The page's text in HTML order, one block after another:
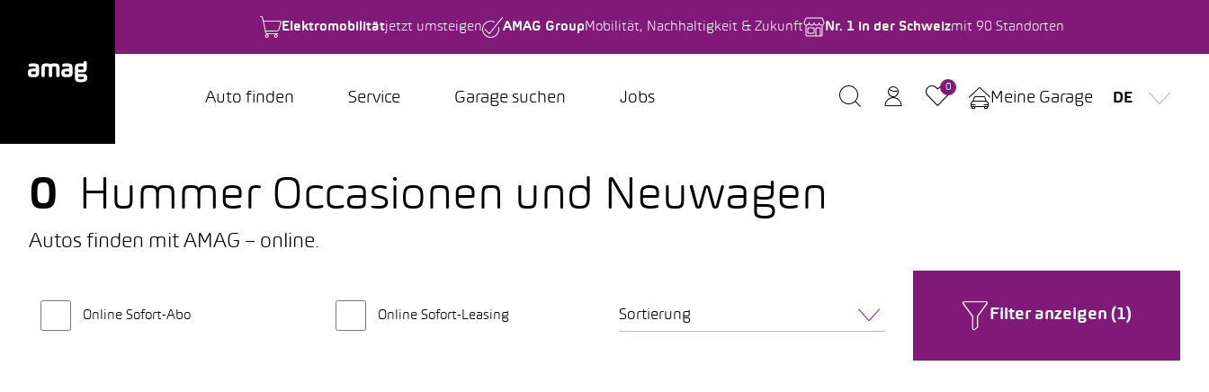
Elektromobilitätjetzt umsteigen AMAG Group Mobilität, Nachhaltigkeit & Zukunft Nr. 1 in der Schweizmit 90 Standorten
Auto finden Service Garage suchen Jobs
0
Meine Garage DE
0 Hummer Occasionen und Neuwagen
Autos finden mit AMAG – online.
Online Sofort-Abo Online Sofort-Leasing Sortierung Filter anzeigen (1)